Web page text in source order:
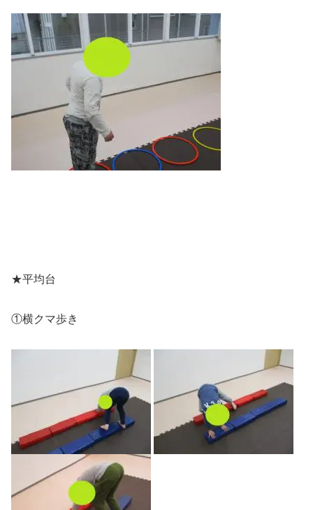
★平均台
①横クマ歩き